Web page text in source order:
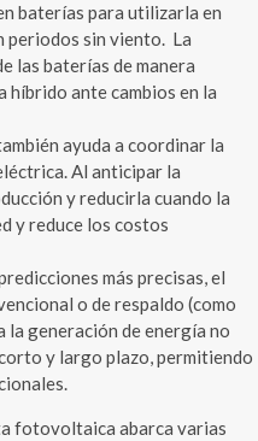
baterías para utilizarla en
periodos sin viento. La
las baterías de manera
híbrido ante cambios en la
ayuda a coordinar la
Al anticipar la
y reducirla cuando la
y reduce los costos
más precisas, el
o de respaldo (como
la generación de energía no
y largo plazo, permitiendo
fotovoltaica abarca varias